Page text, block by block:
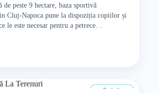
de peste 9 hectare, baza sportivă
Cluj-Napoca pune la dispoziția copiilor și
le este necesar pentru a petrece…
De la 0 ani